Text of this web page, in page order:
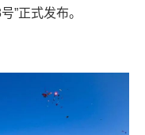
”正式发布。